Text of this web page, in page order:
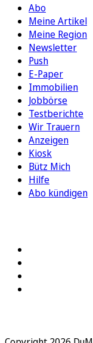
Abo
Meine Artikel
Meine Region
Newsletter
Push
E-Paper
Immobilien
Jobbörse
Testberichte
Wir Trauern
Anzeigen
Kiosk
Bütz Mich
Hilfe
Abo kündigen